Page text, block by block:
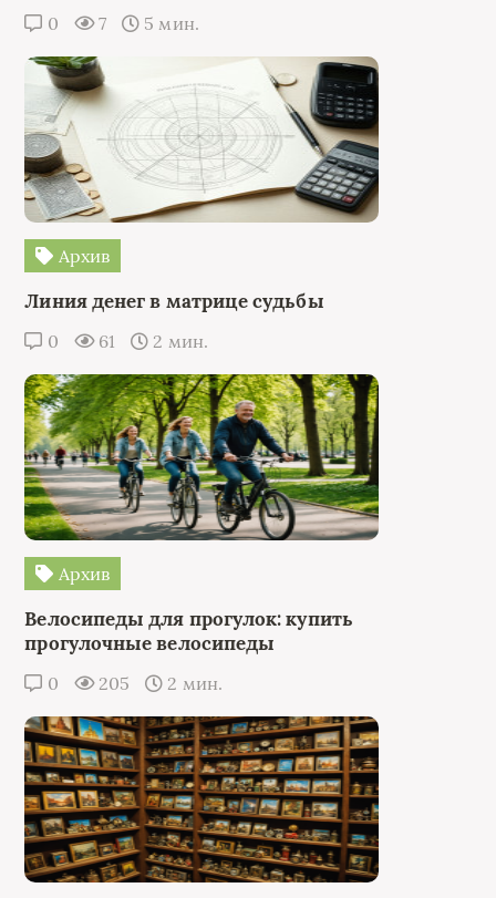
0 7 5 мин.
Архив
Линия денег в матрице судьбы
0 61 2 мин.
Архив
Велосипеды для прогулок: купить
прогулочные велосипеды
0 205 2 мин.